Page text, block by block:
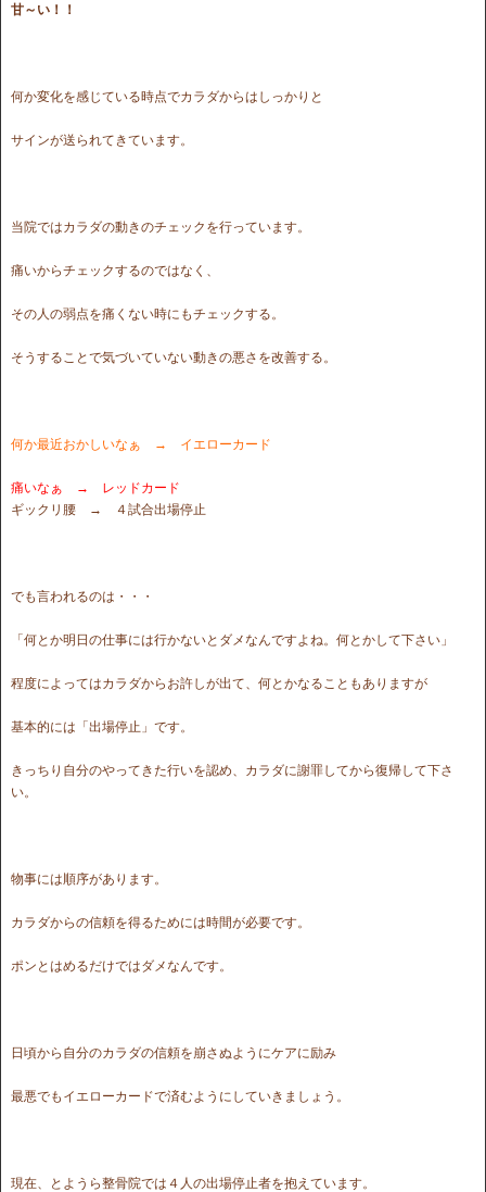
甘～い！！
何か変化を感じている時点でカラダからはしっかりと
サインが送られてきています。
当院ではカラダの動きのチェックを行っています。
痛いからチェックするのではなく、
その人の弱点を痛くない時にもチェックする。
そうすることで気づいていない動きの悪さを改善する。
何か最近おかしいなぁ → イエローカード
痛いなぁ → レッドカード
ギックリ腰 → ４試合出場停止
でも言われるのは・・・
「何とか明日の仕事には行かないとダメなんですよね。何とかして下さい」
程度によってはカラダからお許しが出て、何とかなることもありますが
基本的には「出場停止」です。
きっちり自分のやってきた行いを認め、カラダに謝罪してから復帰して下さ
い。
物事には順序があります。
カラダからの信頼を得るためには時間が必要です。
ポンとはめるだけではダメなんです。
日頃から自分のカラダの信頼を崩さぬようにケアに励み
最悪でもイエローカードで済むようにしていきましょう。
現在、とようら整骨院では４人の出場停止者を抱えています。